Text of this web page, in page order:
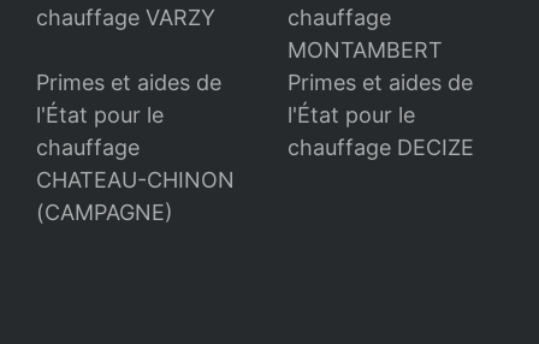
chauffage VARZY
chauffage
MONTAMBERT
Primes et aides de
l'État pour le
chauffage
CHATEAU-CHINON
(CAMPAGNE)
Primes et aides de
l'État pour le
chauffage DECIZE